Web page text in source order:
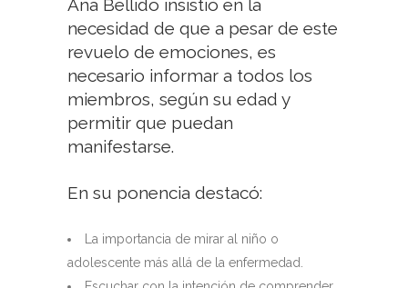
Ana Bellido insistió en la
necesidad de que a pesar de este
revuelo de emociones, es
necesario informar a todos los
miembros, según su edad y
permitir que puedan
manifestarse.
En su ponencia destacó:
La importancia de mirar al niño o
adolescente más allá de la enfermedad.